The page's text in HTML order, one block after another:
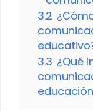
3.2
3.3 ¿Qué